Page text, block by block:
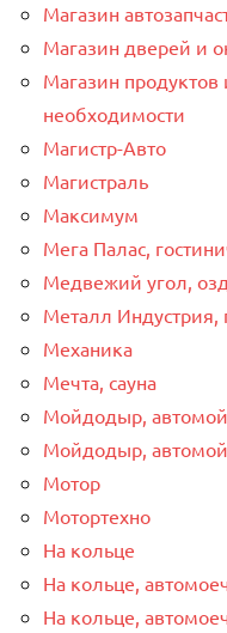
Магазин
Магазин дверей и
Магазин продуктов
необходимости
Магистр-Авто
Магистраль
Максимум
Мега Палас,
Медвежий угол,
Металл Индустрия,
Механика
Мечта, сауна
Мойдодыр,
Мойдодыр,
Мотор
Мотортехно
На кольце
На кольце,
На кольце,